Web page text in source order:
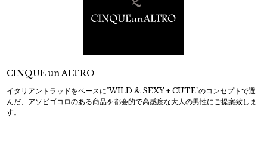
CINQUE un ALTRO
イタリアントラッドをベースに"WILD & SEXY + CUTE"のコンセプトで選
んだ、アソビゴコロのある商品を都会的で高感度な大人の男性にご提案致しま
す。